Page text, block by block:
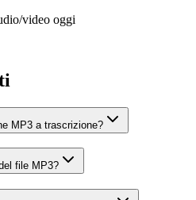
video oggi
MP3 a trascrizione?
file MP3?